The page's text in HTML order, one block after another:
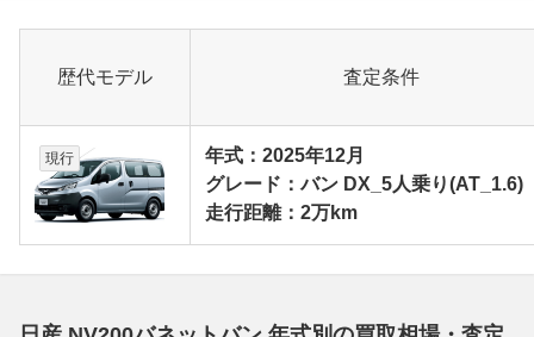
歴代モデル 査定条件
現行
年式：2025年12月
グレード：バン DX_5人乗り(AT_1.6)
走行距離：2万km